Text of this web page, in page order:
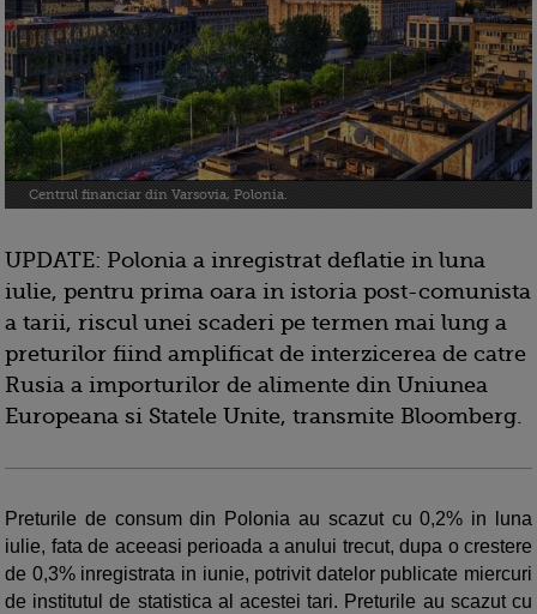
Centrul financiar din Varsovia, Polonia.
UPDATE: Polonia a inregistrat deflatie in luna
iulie, pentru prima oara in istoria post-comunista
a tarii, riscul unei scaderi pe termen mai lung a
preturilor fiind amplificat de interzicerea de catre
Rusia a importurilor de alimente din Uniunea
Europeana si Statele Unite, transmite Bloomberg.
Preturile de consum din Polonia au scazut cu 0,2% in luna
iulie, fata de aceeasi perioada a anului trecut, dupa o crestere
de 0,3% inregistrata in iunie, potrivit datelor publicate miercuri
de institutul de statistica al acestei tari. Preturile au scazut cu